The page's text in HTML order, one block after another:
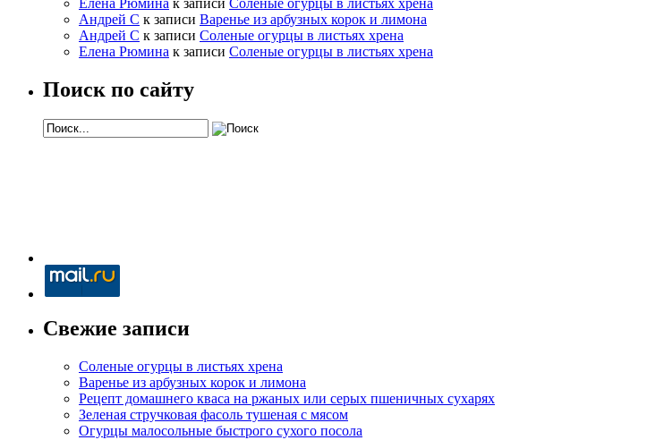
Андрей С к записи Варенье из арбузных корок и лимона
Андрей С к записи Соленые огурцы в листьях хрена
Елена Рюмина к записи Соленые огурцы в листьях хрена
Поиск по сайту
Свежие записи
Соленые огурцы в листьях хрена
Варенье из арбузных корок и лимона
Рецепт домашнего кваса на ржаных или серых пшеничных сухарях
Зеленая стручковая фасоль тушеная с мясом
Огурцы малосольные быстрого сухого посола